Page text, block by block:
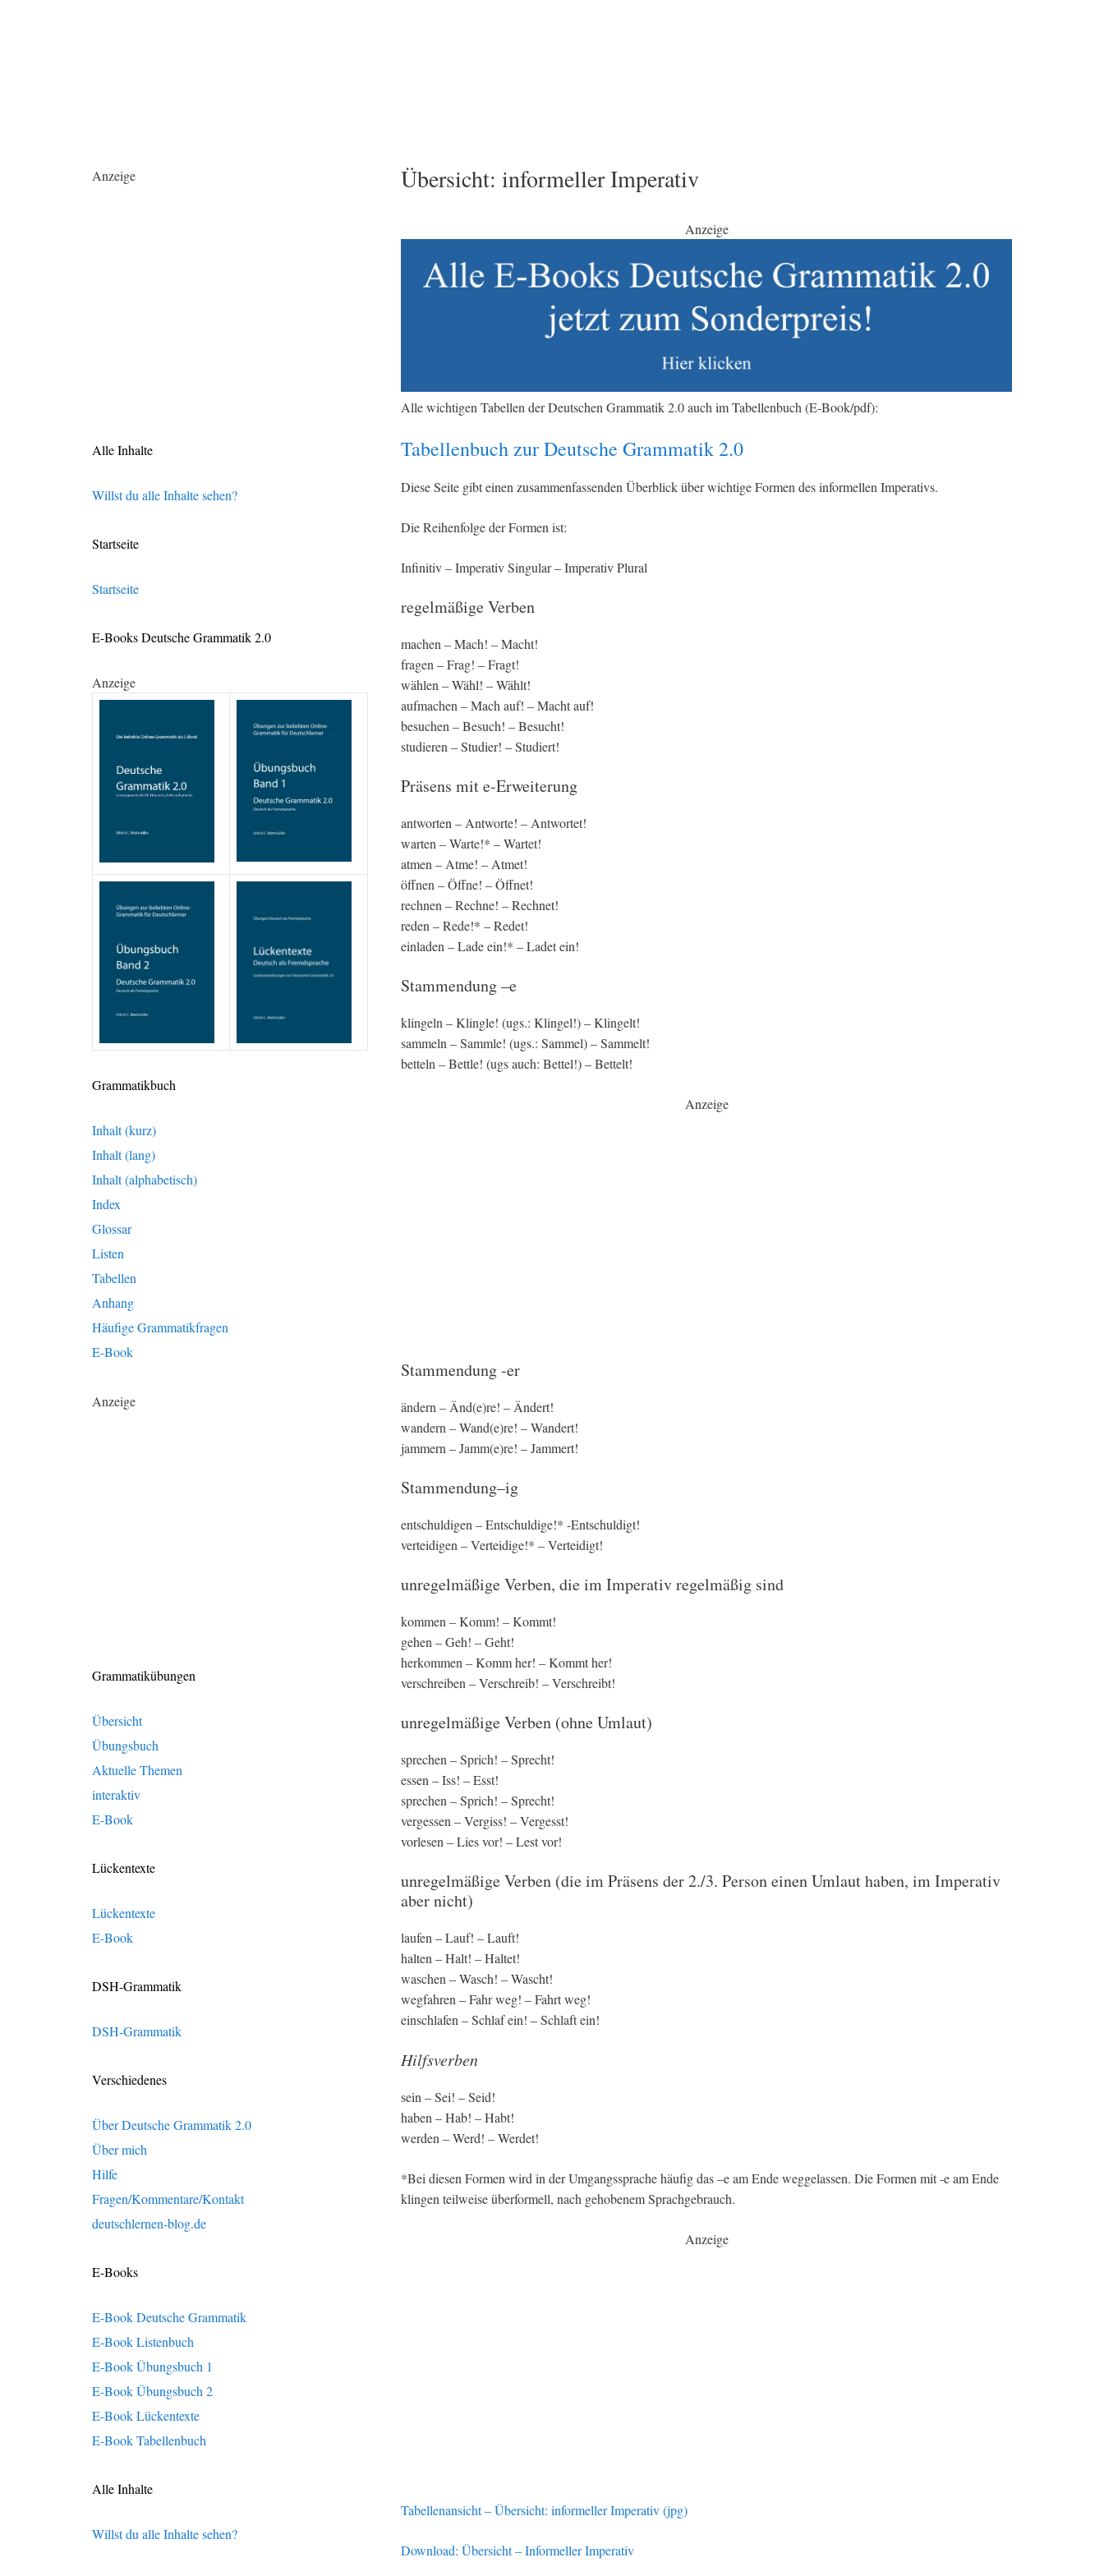
Übersicht: informeller Imperativ
Anzeige
Alle wichtigen Tabellen der Deutschen Grammatik 2.0 auch im Tabellenbuch (E-Book/pdf):
Tabellenbuch zur Deutsche Grammatik 2.0
Diese Seite gibt einen zusammenfassenden Überblick über wichtige Formen des informellen Imperativs.
Die Reihenfolge der Formen ist:
Infinitiv – Imperativ Singular – Imperativ Plural
regelmäßige Verben
machen – Mach! – Macht!
fragen – Frag! – Fragt!
wählen – Wähl! – Wählt!
aufmachen – Mach auf! – Macht auf!
besuchen – Besuch! – Besucht!
studieren – Studier! – Studiert!
Präsens mit e-Erweiterung
antworten – Antworte! – Antwortet!
warten – Warte!* – Wartet!
atmen – Atme! – Atmet!
öffnen – Öffne! – Öffnet!
rechnen – Rechne! – Rechnet!
reden – Rede!* – Redet!
einladen – Lade ein!* – Ladet ein!
Stammendung –e
klingeln – Klingle! (ugs.: Klingel!) – Klingelt!
sammeln – Sammle! (ugs.: Sammel) – Sammelt!
betteln – Bettle! (ugs auch: Bettel!) – Bettelt!
Anzeige
Stammendung -er
ändern – Änd(e)re! – Ändert!
wandern – Wand(e)re! – Wandert!
jammern – Jamm(e)re! – Jammert!
Stammendung–ig
entschuldigen – Entschuldige!* -Entschuldigt!
verteidigen – Verteidige!* – Verteidigt!
unregelmäßige Verben, die im Imperativ regelmäßig sind
kommen – Komm! – Kommt!
gehen – Geh! – Geht!
herkommen – Komm her! – Kommt her!
verschreiben – Verschreib! – Verschreibt!
unregelmäßige Verben (ohne Umlaut)
sprechen – Sprich! – Sprecht!
essen – Iss! – Esst!
sprechen – Sprich! – Sprecht!
vergessen – Vergiss! – Vergesst!
vorlesen – Lies vor! – Lest vor!
unregelmäßige Verben (die im Präsens der 2./3. Person einen Umlaut haben, im Imperativ
aber nicht)
laufen – Lauf! – Lauft!
halten – Halt! – Haltet!
waschen – Wasch! – Wascht!
wegfahren – Fahr weg! – Fahrt weg!
einschlafen – Schlaf ein! – Schlaft ein!
Hilfsverben
sein – Sei! – Seid!
haben – Hab! – Habt!
werden – Werd! – Werdet!
*Bei diesen Formen wird in der Umgangssprache häufig das –e am Ende weggelassen. Die Formen mit -e am Ende
klingen teilweise überformell, nach gehobenem Sprachgebrauch.
Anzeige
Tabellenansicht – Übersicht: informeller Imperativ (jpg)
Download: Übersicht – Informeller Imperativ
Anzeige
Alle Inhalte
Willst du alle Inhalte sehen?
Startseite
Startseite
E-Books Deutsche Grammatik 2.0
Anzeige
Grammatikbuch
Inhalt (kurz)
Inhalt (lang)
Inhalt (alphabetisch)
Index
Glossar
Listen
Tabellen
Anhang
Häufige Grammatikfragen
E-Book
Anzeige
Grammatikübungen
Übersicht
Übungsbuch
Aktuelle Themen
interaktiv
E-Book
Lückentexte
Lückentexte
E-Book
DSH-Grammatik
DSH-Grammatik
Verschiedenes
Über Deutsche Grammatik 2.0
Über mich
Hilfe
Fragen/Kommentare/Kontakt
deutschlernen-blog.de
E-Books
E-Book Deutsche Grammatik
E-Book Listenbuch
E-Book Übungsbuch 1
E-Book Übungsbuch 2
E-Book Lückentexte
E-Book Tabellenbuch
Alle Inhalte
Willst du alle Inhalte sehen?